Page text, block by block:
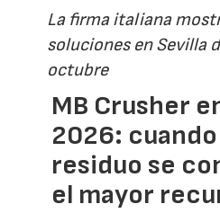
La firma italiana
soluciones en Sevilla
octubre
MB Crusher
2026:
residuo se
el mayor